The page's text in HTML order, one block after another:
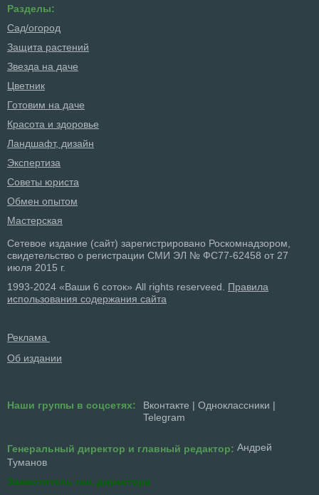
Разделы:
Сад/огород
Защита растений
Звезда на даче
Цветник
Готовим на даче
Красота и здоровье
Ландшафт, дизайн
Экспертиза
Советы юриста
Обмен опытом
Мастерская
Сетевое издание (сайт) зарегистрировано Роскомнадзором,
свидетельство о регистрации СМИ ЭЛ № ФС77-62458 от 27
июля 2015 г.
1993-2024 «Ваши 6 соток» All rights reserveed. Правила
использования содержания сайта
Реклама
Об издании
Наши группы в соцсетях: Вконтакте | Одноклассники |
Telegram
Генеральный директор и главный редактор: Андрей
Туманов
Заместитель ген. директора